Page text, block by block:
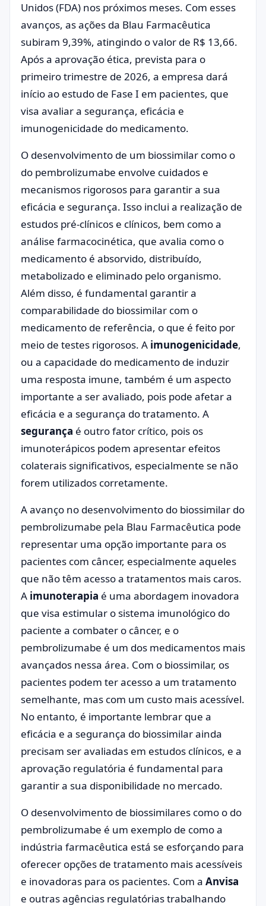
Unidos (FDA) nos próximos meses. Com esses
avanços, as ações da Blau Farmacêutica
subiram 9,39%, atingindo o valor de R$ 13,66.
Após a aprovação ética, prevista para o
primeiro trimestre de 2026, a empresa dará
início ao estudo de Fase I em pacientes, que
visa avaliar a segurança, eficácia e
imunogenicidade do medicamento.
O desenvolvimento de um biossimilar como o
do pembrolizumabe envolve cuidados e
mecanismos rigorosos para garantir a sua
eficácia e segurança. Isso inclui a realização de
estudos pré-clínicos e clínicos, bem como a
análise farmacocinética, que avalia como o
medicamento é absorvido, distribuído,
metabolizado e eliminado pelo organismo.
Além disso, é fundamental garantir a
comparabilidade do biossimilar com o
medicamento de referência, o que é feito por
meio de testes rigorosos. A imunogenicidade,
ou a capacidade do medicamento de induzir
uma resposta imune, também é um aspecto
importante a ser avaliado, pois pode afetar a
eficácia e a segurança do tratamento. A
segurança é outro fator crítico, pois os
imunoterápicos podem apresentar efeitos
colaterais significativos, especialmente se não
forem utilizados corretamente.
A avanço no desenvolvimento do biossimilar do
pembrolizumabe pela Blau Farmacêutica pode
representar uma opção importante para os
pacientes com câncer, especialmente aqueles
que não têm acesso a tratamentos mais caros.
A imunoterapia é uma abordagem inovadora
que visa estimular o sistema imunológico do
paciente a combater o câncer, e o
pembrolizumabe é um dos medicamentos mais
avançados nessa área. Com o biossimilar, os
pacientes podem ter acesso a um tratamento
semelhante, mas com um custo mais acessível.
No entanto, é importante lembrar que a
eficácia e a segurança do biossimilar ainda
precisam ser avaliadas em estudos clínicos, e a
aprovação regulatória é fundamental para
garantir a sua disponibilidade no mercado.
O desenvolvimento de biossimilares como o do
pembrolizumabe é um exemplo de como a
indústria farmacêutica está se esforçando para
oferecer opções de tratamento mais acessíveis
e inovadoras para os pacientes. Com a Anvisa
e outras agências regulatórias trabalhando